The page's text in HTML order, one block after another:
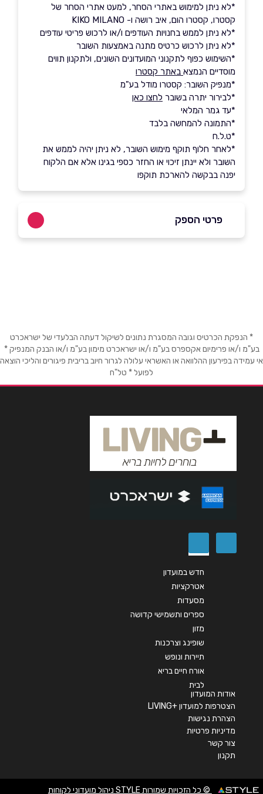
*לא ניתן למימוש באתרי הסחר, למעט אתרי הסחר של
קסטרו, קסטרו הום, איב רושה ו- KIKO MILANO
*לא ניתן לממש בחנויות העודפים ו/או לרכוש פריטי עודפים
*לא ניתן לרכוש כרטיס מתנה באמצעות השובר
*השימוש כפוף לתקנוני המועדונים השונים, ולתקנון תווים
מוסדיים הנמצא באתר קסטרו
*מנפיק השובר: קסטרו מודל בע"מ
*לבירור יתרה בשובר לחצו כאן
*עד גמר המלאי
*התמונה להמחשה בלבד
*ט.ל.ח
*לאחר חלוף תוקף מימוש השובר, לא ניתן יהיה לממש את
השובר ולא יינתן זיכוי או החזר כספי בגינו אלא אם הלקוח
יפנה בבקשה להארכת תוקפו
פרטי הספק
אימייל*
הודעה*
* הנפקת הכרטיס וגובה המסגרת נתונים לשיקול דעתה הבלעדי של ישראכרט
בע"מ ו/או פרימיום אקספרס בע"מ ו/או ישראכרט מימון בע"מ ו/או הבנק המנפיק *
אי עמידה בפירעון ההלוואה או האשראי עלולה לגרור חיוב בריבית פיגורים והליכי הוצאה
לפועל * טל"ח
חדש במועדון
אטרקציות
מסעדות
ספרים ותשמישי קדושה
מזון
שופינג וצרכנות
תיירות ונופש
אורח חיים בריא
לבית
אודות המועדון
הצטרפות למועדון +LIVING
הצהרת נגישות
מדיניות פרטיות
צור קשר
תקנון
© כל הזכויות שמורות STYLE ניהול מועדוני לקוחות